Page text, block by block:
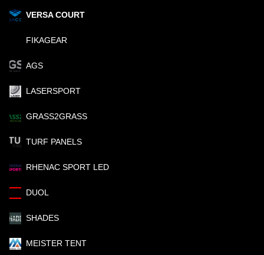
VERSA COURT
FIKAGEAR
AGS
LASERSPORT
GRASS2GRASS
TURF PANELS
RHENAC SPORT LED
DUOL
SHADES
MEISTER TENT